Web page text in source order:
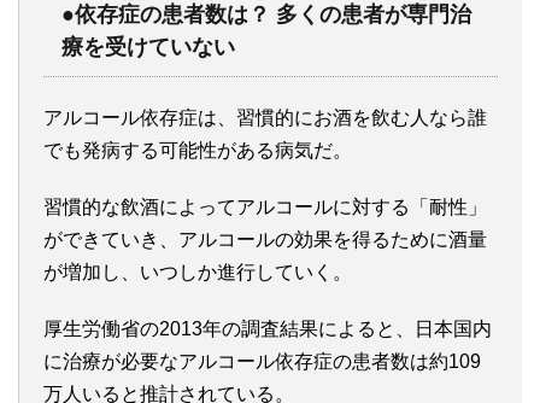
●依存症の患者数は？ 多くの患者が専門治
療を受けていない
アルコール依存症は、習慣的にお酒を飲む人なら誰
でも発病する可能性がある病気だ。
習慣的な飲酒によってアルコールに対する「耐性」
ができていき、アルコールの効果を得るために酒量
が増加し、いつしか進行していく。
厚生労働省の2013年の調査結果によると、日本国内
に治療が必要なアルコール依存症の患者数は約109
万人いると推計されている。